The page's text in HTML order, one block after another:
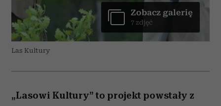
Las Kultury
Zobacz galerię
7 zdjęć
„Lasowi Kultury” to projekt powstały z